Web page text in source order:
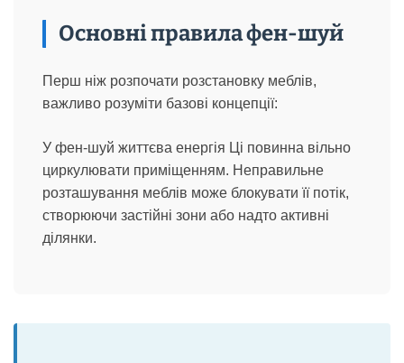
Основні правила фен-шуй
Перш ніж розпочати розстановку меблів,
важливо розуміти базові концепції:
У фен-шуй життєва енергія Ці повинна вільно
циркулювати приміщенням. Неправильне
розташування меблів може блокувати її потік,
створюючи застійні зони або надто активні
ділянки.